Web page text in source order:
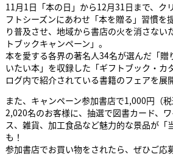
11月1日「本の日」から12月31日まで、ク
フトシーズンにあわせ「本を贈る」習慣を
り普及させ、地域から書店の火を消さない
トブックキャンペーン」。
本を愛する各界の著名人34名が選んだ「贈
いたい本」を収録した「ギフトブック・カ
ログ内で紹介されている書籍のフェアを展
また、キャンペーン参加書店で1,000円（
2,020名のお客様に、抽選で図書カード、
ス、雑貨、加工食品など魅力的な景品が「
も！
参加書店でお買い物をされたら、ぜひご応